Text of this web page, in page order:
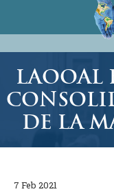
al
contenidoLAOOAL
DE LA
7 Feb 2021